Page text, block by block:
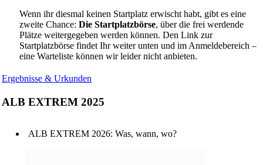
Wenn ihr diesmal keinen Startplatz erwischt habt, gibt es eine
zweite Chance: Die Startplatzbörse, über die frei werdende
Plätze weitergegeben werden können. Den Link zur
Startplatzbörse findet Ihr weiter unten und im Anmeldebereich –
eine Warteliste können wir leider nicht anbieten.
Ergebnisse & Urkunden
ALB EXTREM 2025
ALB EXTREM 2026: Was, wann, wo?